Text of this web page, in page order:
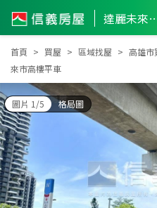
達麗未來
首頁 買屋 區域找屋 高雄市
來市高樓平車
圖片 1/5 格局圖